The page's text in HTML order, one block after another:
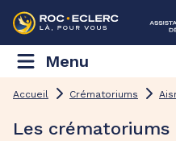
Menu
Accueil Crématoriums
Les